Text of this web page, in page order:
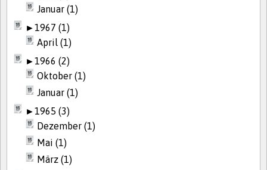
Januar (1)
►1967 (1)
April (1)
►1966 (2)
Oktober (1)
Januar (1)
►1965 (3)
Dezember (1)
Mai (1)
März (1)